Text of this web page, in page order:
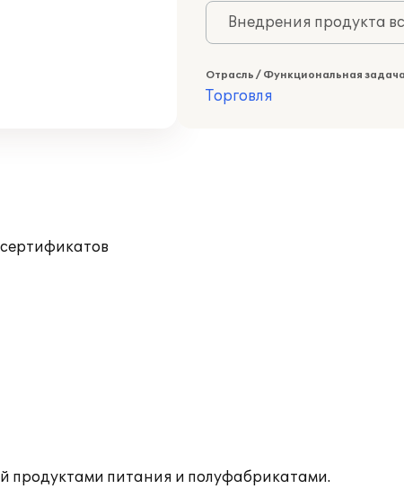
Внедрения продукта
Отрасль / Функциональная задача
Торговля
продуктами питания и полуфабрикатами.